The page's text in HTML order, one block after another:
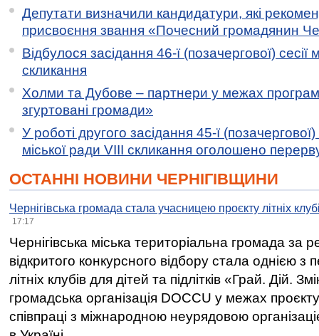
Депутати визначили кандидатури, які
присвоєння звання «Почесний громадянин
Відбулося засідання 46-ї (позачергової) сесії
скликання
Холми та Дубове – партнери у межах
згуртовані громади»
У роботі другого засідання 45-ї (позачергової)
міської ради VIII скликання оголошено
ОСТАННІ НОВИНИ ЧЕРНІГІВЩИНИ
Чернігівська громада стала учасницею проєкту літніх
17:17
Чернігівська міська територіальна громада за
відкритого конкурсного відбору стала однією
літніх клубів для дітей та підлітків «Грай. Дій.
громадська організація DOCCU у межах
співпраці з міжнародною неурядовою